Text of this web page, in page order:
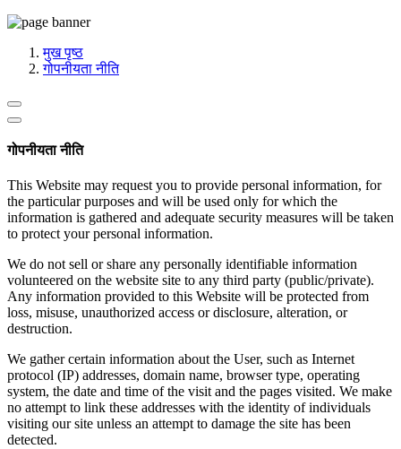
मुख पृष्ठ
गोपनीयता नीति
गोपनीयता नीति
This Website may request you to provide personal information, for
the particular purposes and will be used only for which the
information is gathered and adequate security measures will be taken
to protect your personal information.
We do not sell or share any personally identifiable information
volunteered on the website site to any third party (public/private).
Any information provided to this Website will be protected from
loss, misuse, unauthorized access or disclosure, alteration, or
destruction.
We gather certain information about the User, such as Internet
protocol (IP) addresses, domain name, browser type, operating
system, the date and time of the visit and the pages visited. We make
no attempt to link these addresses with the identity of individuals
visiting our site unless an attempt to damage the site has been
detected.